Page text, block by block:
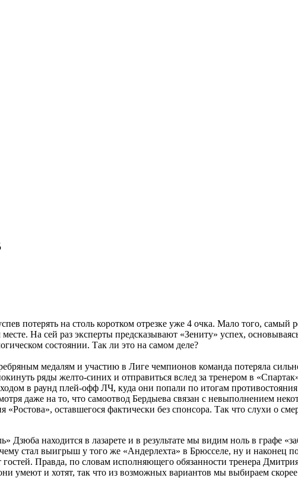
потерять на столь коротком отрезке уже 4 очка. Мало того, самый
На сей раз эксперты предсказывают «Зениту» успех,
состоянии. Так ли это на самом деле?
медалям и участию в Лиге чемпионов команда потеряла
ряды желто-синих и отправиться вслед за тренером в
в раунд плей-офф ЛЧ, куда они попали по итогам
даже на то, что самоотвод Бердыева связан с невыполнением
оставшегося фактически без спонсора. Так что слухи о
находится в лазарете и в результате мы видим ноль в графе
стал выигрыш у того же «Андерлехта» в Брюсселе, ну и наконец
Правда, по словам исполняющего обязанности тренера
умеют и хотят, так что из возможных вариантов мы выбираем